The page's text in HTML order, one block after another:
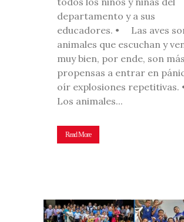
departamento y a sus
educadores. • Las aves
animales que escuchan y
muy bien, por ende, son más
propensas a entrar en
oír explosiones repetitivas.
Los animales...
Read More